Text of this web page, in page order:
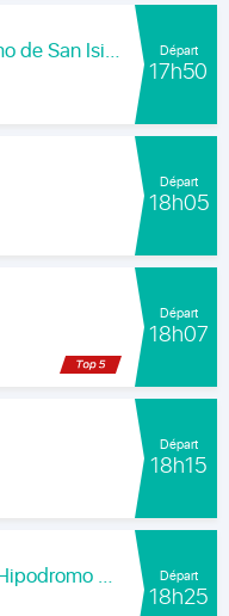
Prix Moonlight Cloud - Hipodromo de San Isidro Départ
17h50
Départ
18h05
Départ
18h07
Départ
18h15
Prix de Saint-Laurent-sur-Mer - Hipodromo de Maronas Départ
18h25